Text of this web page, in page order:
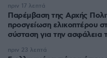
Παρέμβαση της Αρχής
προσγείωση ελικοπτέρου
σύσταση για την ασφάλεια
πριν 17 λεπτά
πριν 23 λεπτά